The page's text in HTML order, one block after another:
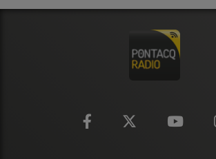
CONTACT